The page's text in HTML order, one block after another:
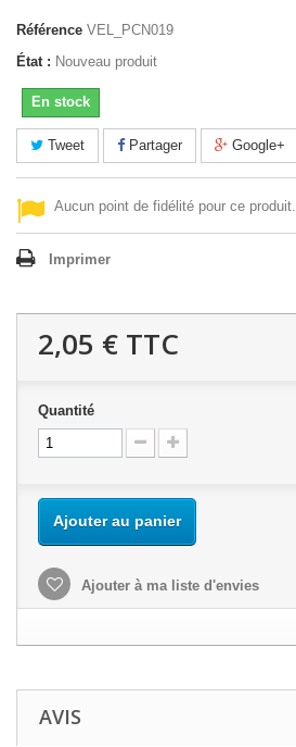
Référence VEL_PCN019
État : Nouveau produit
En stock
Tweet Partager Google+
Aucun point de fidélité pour ce produit.
Imprimer
2,05 € TTC
Quantité
Ajouter au panier
Ajouter à ma liste d'envies
AVIS